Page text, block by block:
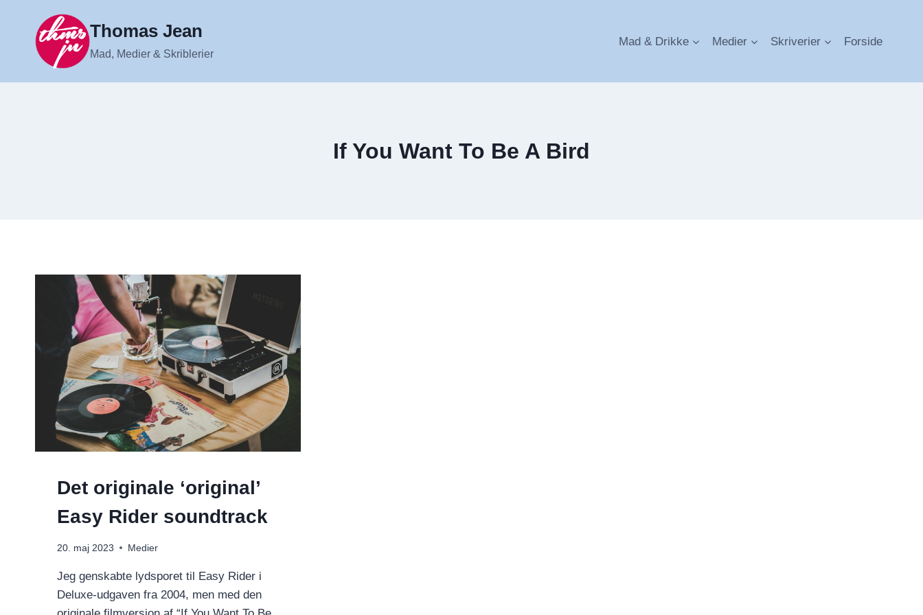
indhold
Thomas Jean
Mad, Medier & Skriblerier
Mad & Drikke Medier Skriverier Forside
If You Want To Be A Bird
Det originale ‘original’
Easy Rider soundtrack
20. maj 2023 Medier
Jeg genskabte lydsporet til Easy Rider i
Deluxe-udgaven fra 2004, men med den